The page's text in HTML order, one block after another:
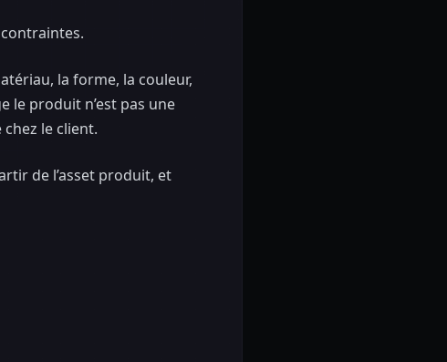
la forme, la couleur,
le produit n’est pas une
le client.
de l’asset produit, et